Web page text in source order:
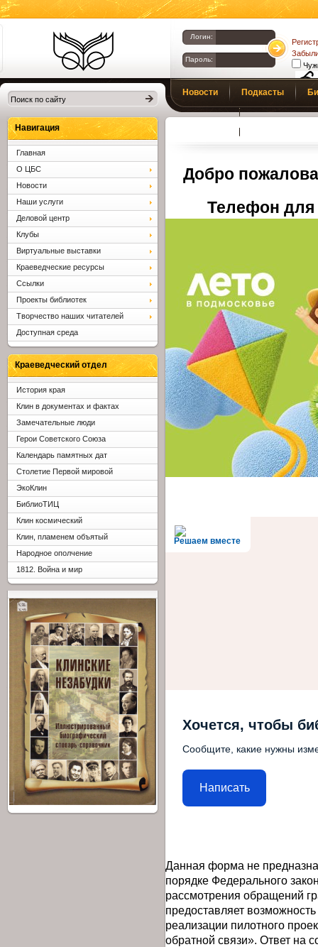
Библиотеки
Клина. Клинская
ЦБС.
Логин:
Пароль:
Новости Подкасты
Добро
Телефон для
Решаем вместе
Хочется, чтобы
Сообщите, какие нужны
Написать
Данная форма не
порядке Федерального
рассмотрения обращений
предоставляет
реализации пилотного
обратной связи». Ответ на
Навигация
Главная
О ЦБС
Новости
Наши услуги
Деловой центр
Клубы
Виртуальные выставки
Краеведческие ресурсы
Ссылки
Проекты библиотек
Творчество наших читателей
Доступная среда
Краеведческий отдел
История края
Клин в документах и фактах
Замечательные люди
Герои Советского Союза
Календарь памятных дат
Столетие Первой мировой
ЭкоКлин
БиблиоТИЦ
Клин космический
Клин, пламенем объятый
Народное ополчение
1812. Война и мир